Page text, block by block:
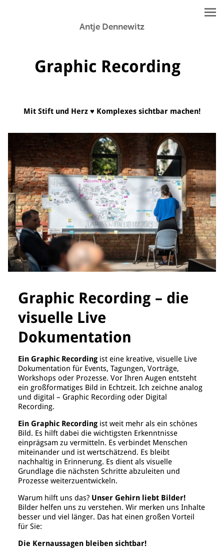
Antje Dennewitz
Graphic Recording
Mit Stift und Herz ♥ Komplexes sichtbar machen!
Graphic Recording – die
visuelle Live
Dokumentation
Ein Graphic Recording ist eine kreative, visuelle Live
Dokumentation für Events, Tagungen, Vorträge,
Workshops oder Prozesse. Vor Ihren Augen entsteht
ein großformatiges Bild in Echtzeit. Ich zeichne analog
und digital – Graphic Recording oder Digital
Recording.
Ein Graphic Recording ist weit mehr als ein schönes
Bild. Es hilft dabei die wichtigsten Erkenntnisse
einprägsam zu vermitteln. Es verbindet Menschen
miteinander und ist wertschätzend. Es bleibt
nachhaltig in Erinnerung. Es dient als visuelle
Grundlage die nächsten Schritte abzuleiten und
Prozesse weiterzuentwickeln.
Warum hilft uns das? Unser Gehirn liebt Bilder!
Bilder helfen uns zu verstehen. Wir merken uns Inhalte
besser und viel länger. Das hat einen großen Vorteil
für Sie:
Die Kernaussagen bleiben sichtbar!